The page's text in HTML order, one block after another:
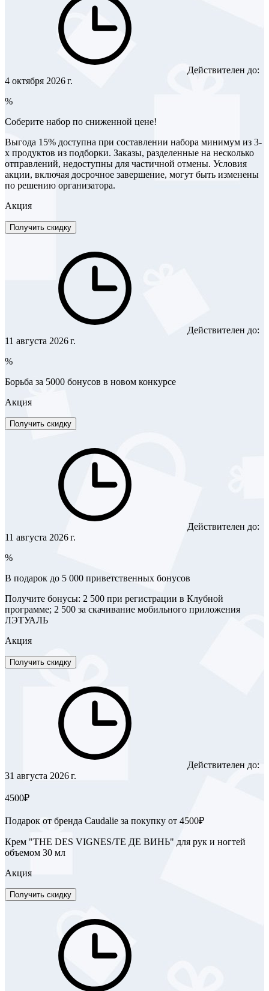
Действителен до:
4 октября 2026 г.
%
Соберите набор по сниженной цене!
Выгода 15% доступна при составлении набора минимум из 3-
х продуктов из подборки. Заказы, разделенные на несколько
отправлений, недоступны для частичной отмены. Условия
акции, включая досрочное завершение, могут быть изменены
по решению организатора.
Акция
Получить скидку
Действителен до:
11 августа 2026 г.
%
Борьба за 5000 бонусов в новом конкурсе
Акция
Получить скидку
Действителен до:
11 августа 2026 г.
%
В подарок до 5 000 приветственных бонусов
Получите бонусы: 2 500 при регистрации в Клубной
программе; 2 500 за скачивание мобильного приложения
ЛЭТУАЛЬ
Акция
Получить скидку
Действителен до:
31 августа 2026 г.
4500₽
Подарок от бренда Caudalie за покупку от 4500₽
Крем "THE DES VIGNES/ТЕ ДЕ ВИНЬ" для рук и ногтей
объемом 30 мл
Акция
Получить скидку